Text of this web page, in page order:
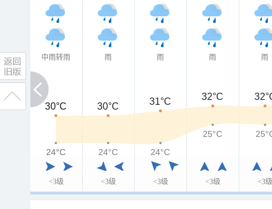
中雨转雨
<3级
雨
<3级
雨
<3级
雨
<3级
雨
<3级
30°C
30°C 30°C 31°C 32°C
24°C
24°C 24°C 24°C
25°C